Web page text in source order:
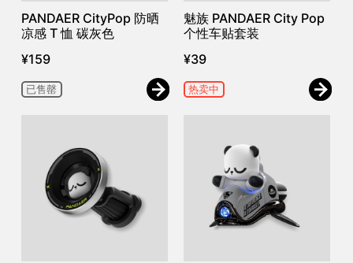
PANDAER CityPop 防晒
凉感 T 恤 碳灰色
¥159
已售罄
魅族 PANDAER City Pop
个性车贴套装
¥39
热卖中